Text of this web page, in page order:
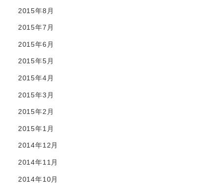
2015年8月
2015年7月
2015年6月
2015年5月
2015年4月
2015年3月
2015年2月
2015年1月
2014年12月
2014年11月
2014年10月